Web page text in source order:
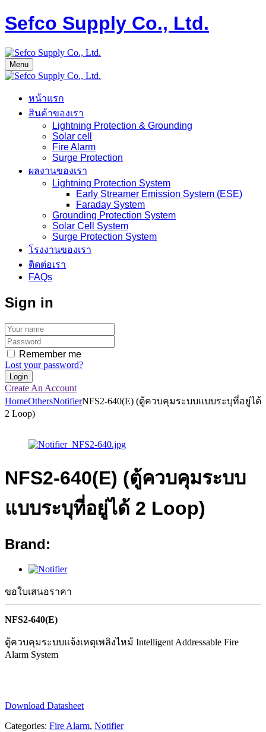
Sefco Supply Co., Ltd.
Menu
หน้าแรก
สินค้าของเรา
Lightning Protection & Grounding
Solar cell
Fire Alarm
Surge Protection
ผลงานของเรา
Lightning Protection System
Early Streamer Emission System (ESE)
Faraday System
Grounding Protection System
Solar Cell System
Surge Protection System
โรงงานของเรา
ติดต่อเรา
FAQs
Sign in
Remember me
Lost your password?
Create An Account
HomeOthersNotifierNFS2-640(E) (ตู้ควบคุมระบบแบบระบุที่อยู่ได้
2 Loop)
NFS2-640(E) (ตู้ควบคุมระบบ
แบบระบุที่อยู่ได้ 2 Loop)
Brand:
ขอใบเสนอราคา
NFS2-640(E)
ตู้ควบคุมระบบแจ้งเหตุเพลิงไหม้ Intelligent Addressable Fire
Alarm System
Download Datasheet
Categories: Fire Alarm, Notifier